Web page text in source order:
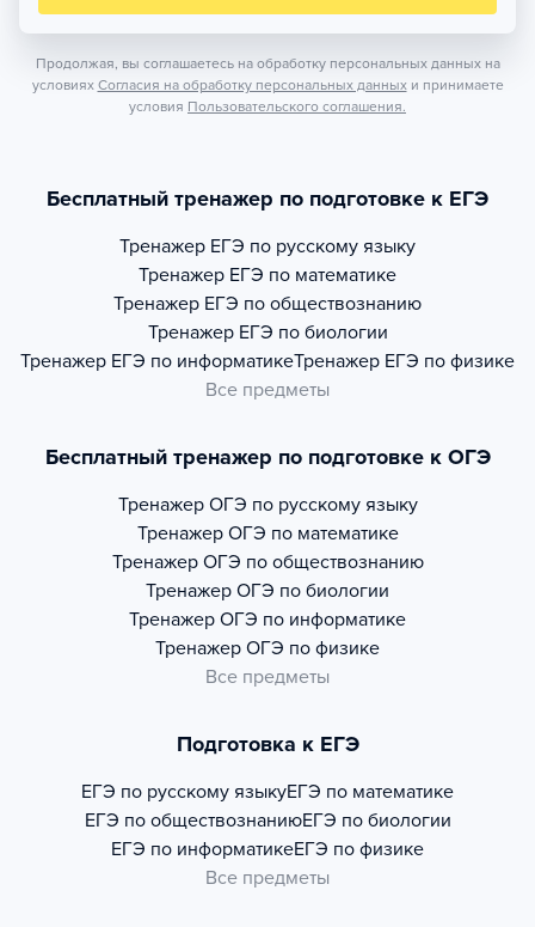
Продолжая, вы соглашаетесь на обработку персональных данных на
условиях Согласия на обработку персональных данных и принимаете
условия Пользовательского соглашения.
Бесплатный тренажер по подготовке к ЕГЭ
Тренажер ЕГЭ по русскому языку
Тренажер ЕГЭ по математике
Тренажер ЕГЭ по обществознанию
Тренажер ЕГЭ по биологии
Тренажер ЕГЭ по информатикеТренажер ЕГЭ по физике
Все предметы
Бесплатный тренажер по подготовке к ОГЭ
Тренажер ОГЭ по русскому языку
Тренажер ОГЭ по математике
Тренажер ОГЭ по обществознанию
Тренажер ОГЭ по биологии
Тренажер ОГЭ по информатике
Тренажер ОГЭ по физике
Все предметы
Подготовка к ЕГЭ
ЕГЭ по русскому языкуЕГЭ по математике
ЕГЭ по обществознаниюЕГЭ по биологии
ЕГЭ по информатикеЕГЭ по физике
Все предметы